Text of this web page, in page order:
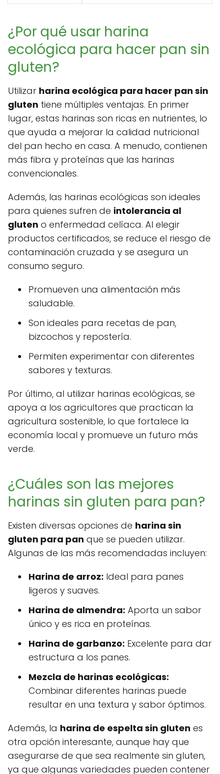
¿Por qué usar harina
ecológica para hacer pan sin
gluten?
Utilizar harina ecológica para hacer pan sin
gluten tiene múltiples ventajas. En primer
lugar, estas harinas son ricas en nutrientes, lo
que ayuda a mejorar la calidad nutricional
del pan hecho en casa. A menudo, contienen
más fibra y proteínas que las harinas
convencionales.
Además, las harinas ecológicas son ideales
para quienes sufren de intolerancia al
gluten o enfermedad celíaca. Al elegir
productos certificados, se reduce el riesgo de
contaminación cruzada y se asegura un
consumo seguro.
Promueven una alimentación más
saludable.
Son ideales para recetas de pan,
bizcochos y repostería.
Permiten experimentar con diferentes
sabores y texturas.
Por último, al utilizar harinas ecológicas, se
apoya a los agricultores que practican la
agricultura sostenible, lo que fortalece la
economía local y promueve un futuro más
verde.
¿Cuáles son las mejores
harinas sin gluten para pan?
Existen diversas opciones de harina sin
gluten para pan que se pueden utilizar.
Algunas de las más recomendadas incluyen:
Harina de arroz: Ideal para panes
ligeros y suaves.
Harina de almendra: Aporta un sabor
único y es rica en proteínas.
Harina de garbanzo: Excelente para dar
estructura a los panes.
Mezcla de harinas ecológicas:
Combinar diferentes harinas puede
resultar en una textura y sabor óptimos.
Además, la harina de espelta sin gluten es
otra opción interesante, aunque hay que
asegurarse de que sea realmente sin gluten,
ya que algunas variedades pueden contener